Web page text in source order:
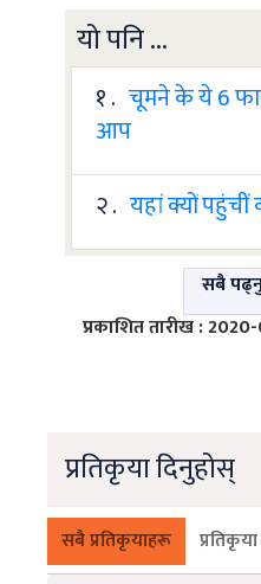
यो पनि ...
१ . चूमने के ये 6
आप
२ . यहां क्यों पहुंचीं
सबै
प्रकाशित तारीख :
प्रतिकृया दिनुहोस्
सबै प्रतिकृयाहरू